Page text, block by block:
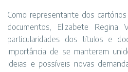
Como representante dos
documentos, Elizabete Regina
particularidades dos títulos e
importância de se manterem
ideias e possíveis novas